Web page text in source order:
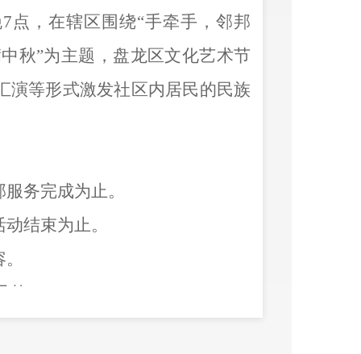
点，在辖区围绕“手牵手，邻邦
秋”为主题，盘龙区文化艺术节
演等形式激发社区内居民的民族
务完成为止。
结束为止。
）。